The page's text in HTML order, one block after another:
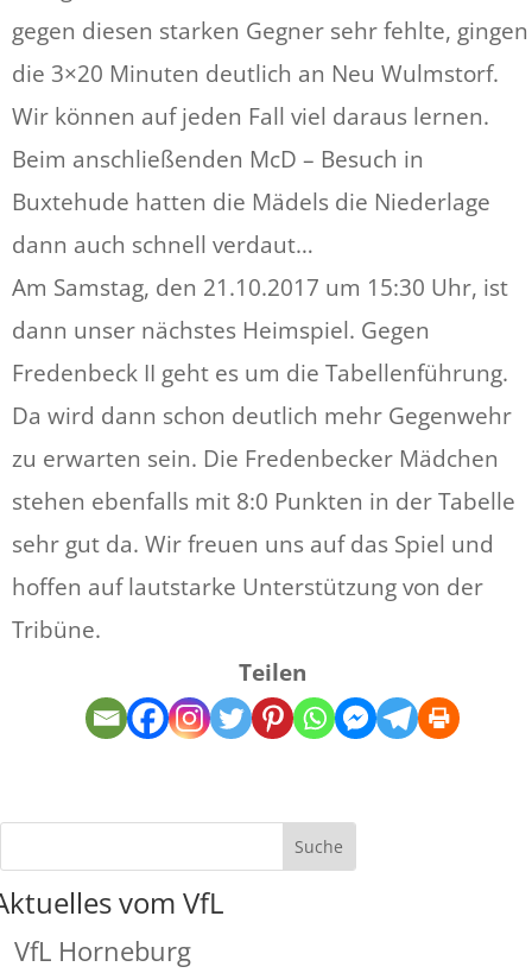
gegen diesen starken Gegner sehr fehlte, gingen
die 3×20 Minuten deutlich an Neu Wulmstorf.
Wir können auf jeden Fall viel daraus lernen.
Beim anschließenden McD – Besuch in
Buxtehude hatten die Mädels die Niederlage
dann auch schnell verdaut…
Am Samstag, den 21.10.2017 um 15:30 Uhr, ist
dann unser nächstes Heimspiel. Gegen
Fredenbeck II geht es um die Tabellenführung.
Da wird dann schon deutlich mehr Gegenwehr
zu erwarten sein. Die Fredenbecker Mädchen
stehen ebenfalls mit 8:0 Punkten in der Tabelle
sehr gut da. Wir freuen uns auf das Spiel und
hoffen auf lautstarke Unterstützung von der
Tribüne.
Teilen
vom VfL
VfL Horneburg